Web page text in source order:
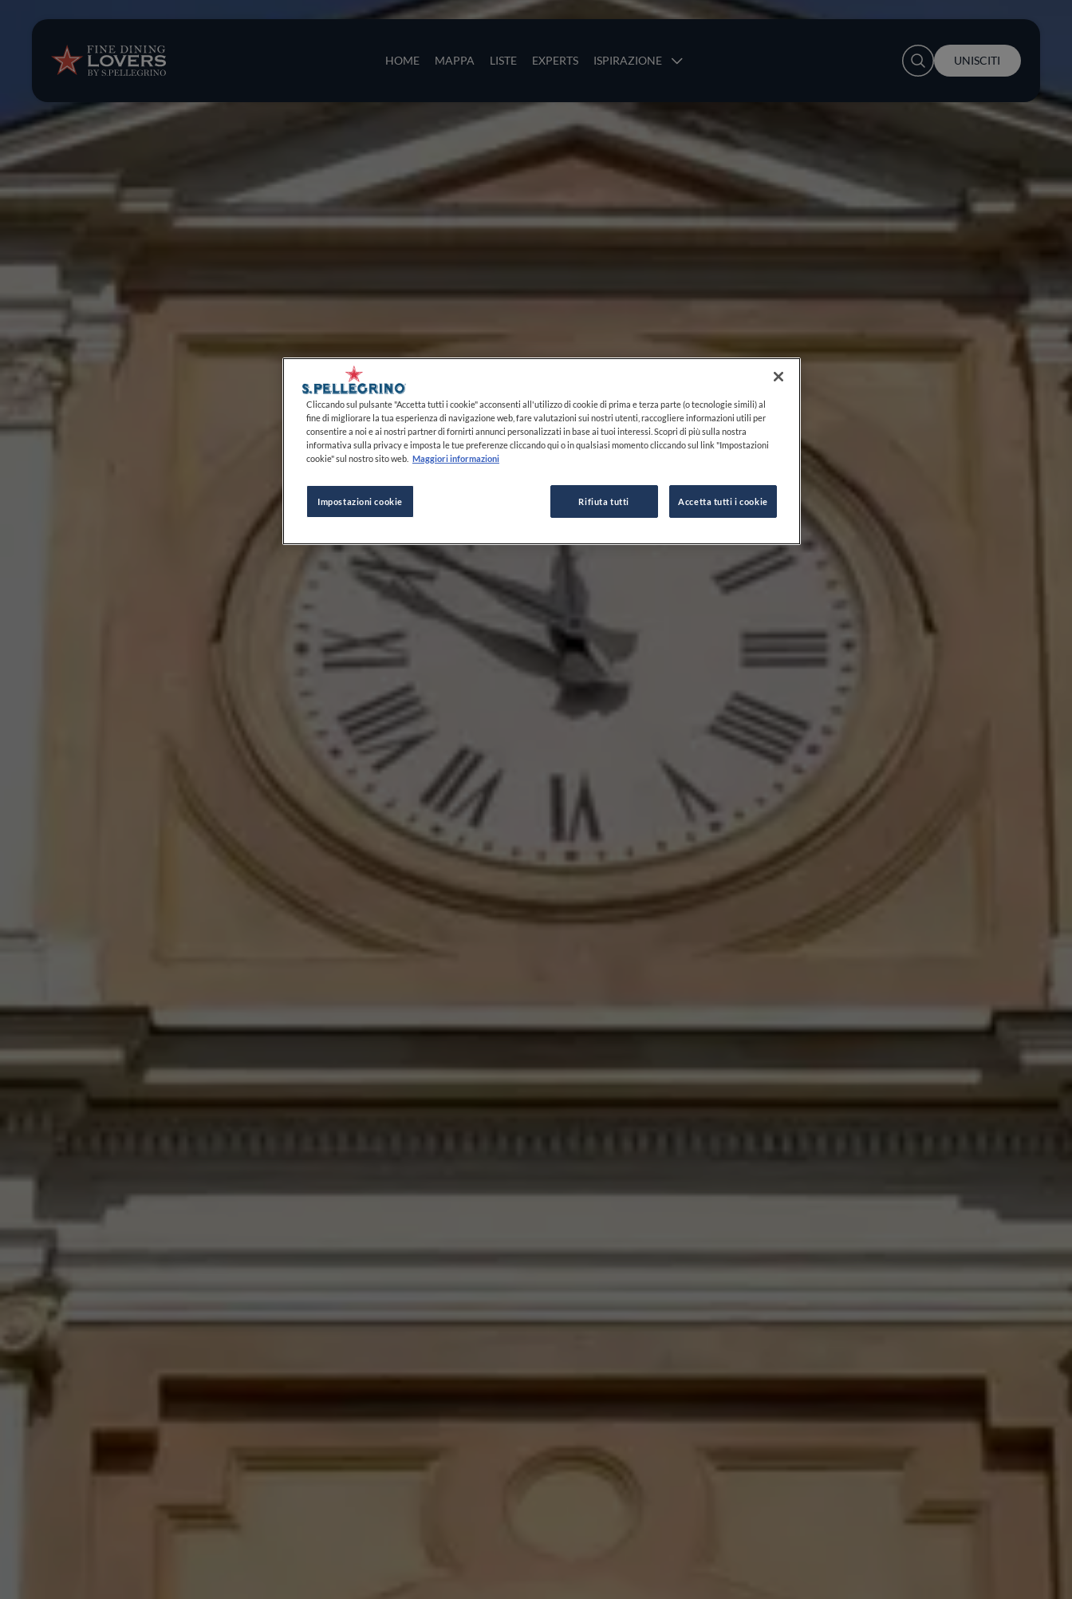
Salta al contenuto principale
HOME MAPPA LISTE EXPERTS ISPIRAZIONE
Storie e tendenze
Ricette
Trucchi e consigli
Serie
User account menu
UNISCITI
Cliccando sul pulsante "Accetta tutti i cookie" acconsenti all'utilizzo di cookie di prima e terza parte (o tecnologie simili) al
fine di migliorare la tua esperienza di navigazione web, fare valutazioni sui nostri utenti, raccogliere informazioni utili per
consentire a noi e ai nostri partner di fornirti annunci personalizzati in base ai tuoi interessi. Scopri di più sulla nostra
informativa sulla privacy e imposta le tue preferenze cliccando qui o in qualsiasi momento cliccando sul link "Impostazioni
cookie" sul nostro sito web. Maggiori informazioni
Impostazioni cookie Rifiuta tutti Accetta tutti i cookie